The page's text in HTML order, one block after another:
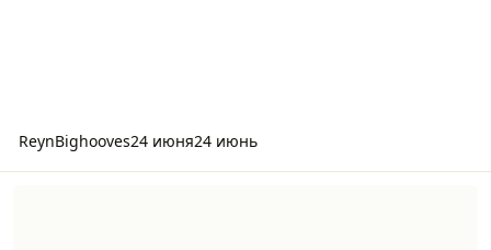
ReynBighooves24 июня24 июнь